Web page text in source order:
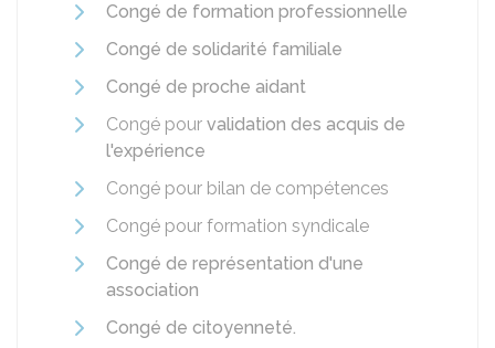
Congé de formation professionnelle
Congé de solidarité familiale
Congé de proche aidant
Congé pour validation des acquis de
l'expérience
Congé pour bilan de compétences
Congé pour formation syndicale
Congé de représentation d'une
association
Congé de citoyenneté.